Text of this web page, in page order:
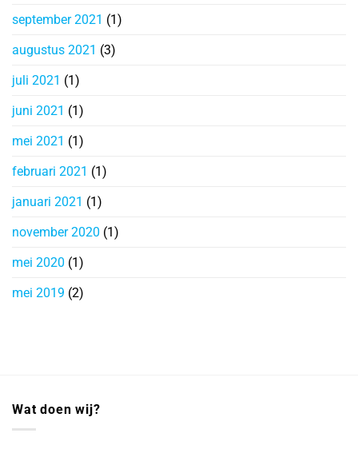
september 2021 (1)
augustus 2021 (3)
juli 2021 (1)
juni 2021 (1)
mei 2021 (1)
februari 2021 (1)
januari 2021 (1)
november 2020 (1)
mei 2020 (1)
mei 2019 (2)
Wat doen wij?